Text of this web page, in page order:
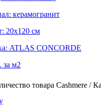
керамогранит
20х120 см
ATLAS CONCORDE
за м2
товара Cashmere /